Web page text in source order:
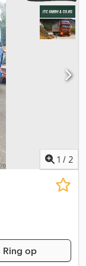
1 / 2
Ring op